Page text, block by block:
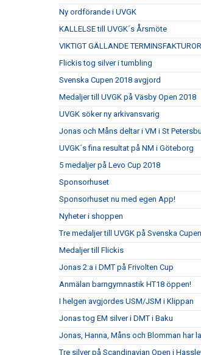
Ny ordförande i UVGK
KALLELSE till UVGK´s Årsmöte
VIKTIGT GÄLLANDE
Flickis tog silver i tumbling
Svenska Cupen 2018 avgjord
Medaljer till UVGK på Väsby Open 2018
UVGK söker ny arkivansvarig
Jonas och Måns deltar i VM i St
UVGK´s fina resultat på NM i Göteborg
5 medaljer på Levo Cup 2018
Sponsorhuset
Sponsorhuset nu med egen App!
Nyheter i shoppen
Tre medaljer till UVGK på Svenska
Medaljer till Flickis
Jonas 2:a i DMT på Frivolten Cup
Anmälan barngymnastik HT18 öppen!
I helgen avgjordes USM/JSM i Klippan
Jonas tog EM silver i DMT i Baku
Jonas, Hanna, Måns och Blomman har
Tre silver på Scandinavian Open i